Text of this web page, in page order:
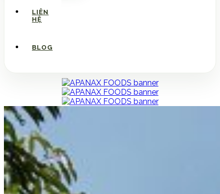
LIÊN
HỆ
BLOG